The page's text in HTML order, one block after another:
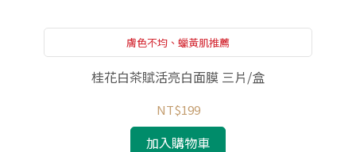
膚色不均、蠟黃肌推薦
桂花白茶賦活亮白面膜 三片/盒
NT$199
加入購物車